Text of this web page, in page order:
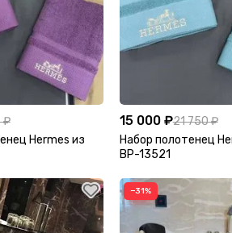
₽
Hermes из
15 000 ₽21 750 ₽
Набор полотенец
BP-13521
−31%